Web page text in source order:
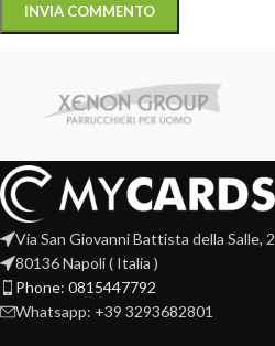
Via San Giovanni Battista della Salle, 2
80136 Napoli ( Italia )
Phone: 0815447792
Whatsapp: +39 3293682801